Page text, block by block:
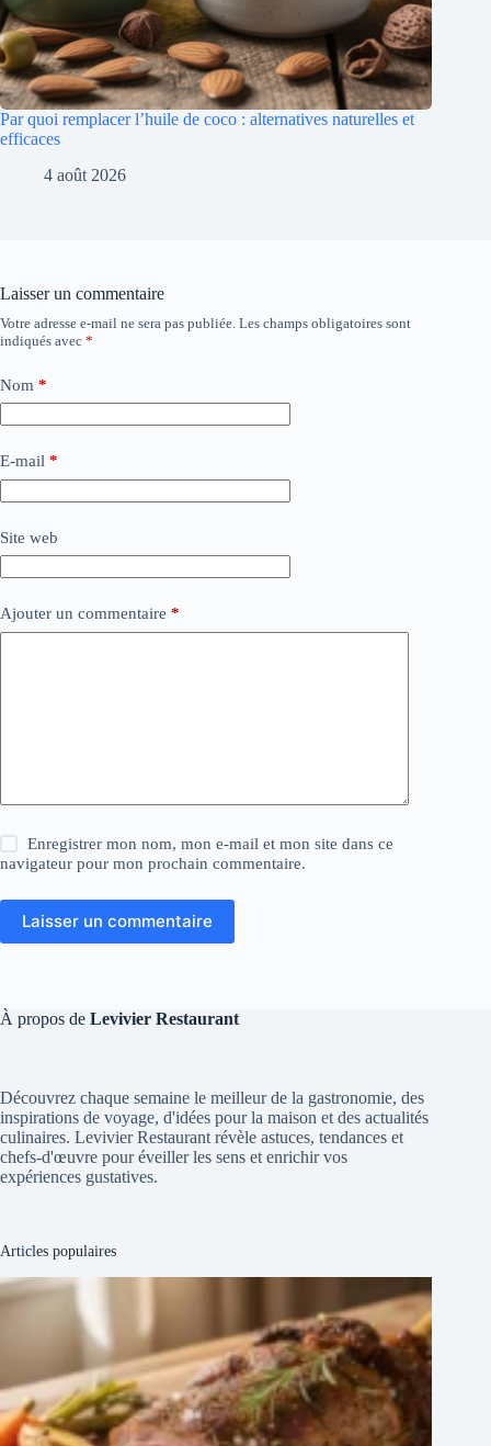
Par quoi remplacer l’huile de coco : alternatives naturelles et
efficaces
4 août 2026
Laisser un commentaire
Votre adresse e-mail ne sera pas publiée. Les champs obligatoires sont
indiqués avec *
Nom *
E-mail *
Site web
Ajouter un commentaire *
Enregistrer mon nom, mon e-mail et mon site dans ce
navigateur pour mon prochain commentaire.
Laisser un commentaire
À propos de Levivier Restaurant
Découvrez chaque semaine le meilleur de la gastronomie, des
inspirations de voyage, d'idées pour la maison et des actualités
culinaires. Levivier Restaurant révèle astuces, tendances et
chefs-d'œuvre pour éveiller les sens et enrichir vos
expériences gustatives.
Articles populaires